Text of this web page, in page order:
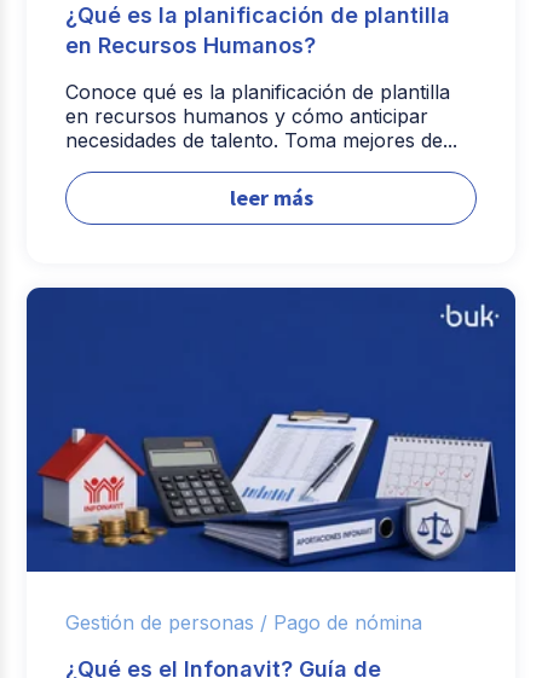
¿Qué es la planificación de plantilla
en Recursos Humanos?
Conoce qué es la planificación de plantilla
en recursos humanos y cómo anticipar
necesidades de talento. Toma mejores de...
leer más
Gestión de personas / Pago de nómina
¿Qué es el Infonavit? Guía de